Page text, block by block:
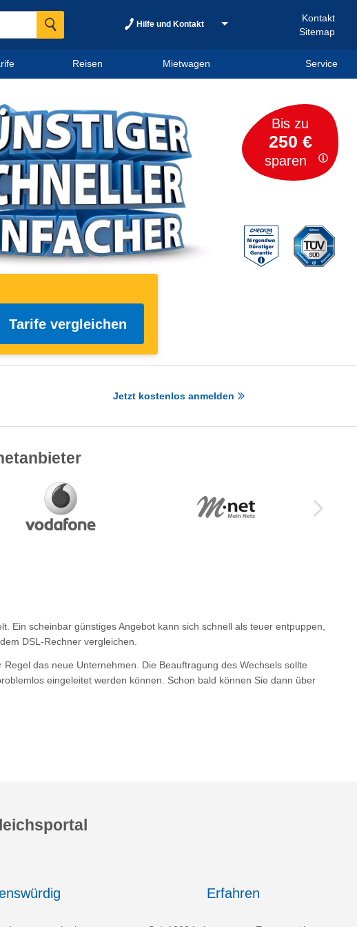
Hilfe und Kontakt
Kontakt
Sitemap
Reisen Mietwagen Service
Bis zu
250 €
sparen
Tarife vergleichen
Jetzt kostenlos anmelden
Ein scheinbar günstiges Angebot kann sich schnell als teuer entpuppen,
DSL-Rechner vergleichen.
das neue Unternehmen. Die Beauftragung des Wechsels sollte
eingeleitet werden können. Schon bald können Sie dann über
Erfahren